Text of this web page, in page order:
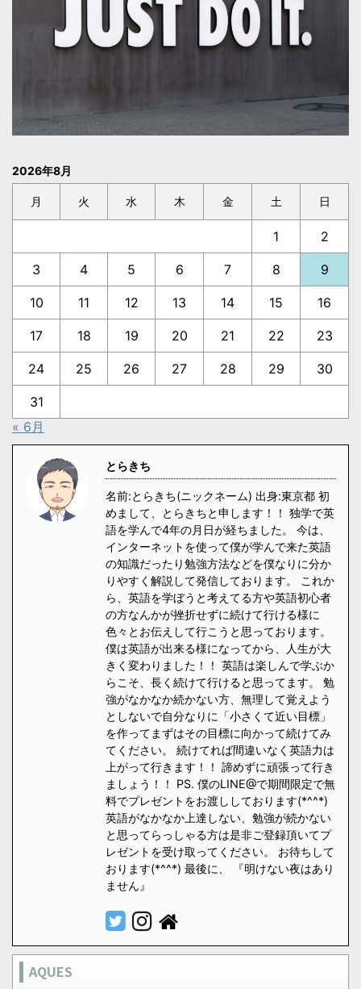
2026年8月
月 火 水 木 金 土 日
1 2
3 4 5 6 7 8 9
10 11 12 13 14 15 16
17 18 19 20 21 22 23
24 25 26 27 28 29 30
31
« 6月
とらきち
名前:とらきち(ニックネーム) 出身:東京都 初
めまして、とらきちと申します！！ 独学で英
語を学んで4年の月日が経ちました。 今は、
インターネットを使って僕が学んで来た英語
の知識だったり勉強方法などを僕なりに分か
りやすく解説して発信しております。 これか
ら、英語を学ぼうと考えてる方や英語初心者
の方なんかが挫折せずに続けて行ける様に
色々とお伝えして行こうと思っております。
僕は英語が出来る様になってから、人生が大
きく変わりました！！ 英語は楽しんで学ぶか
らこそ、長く続けて行けると思ってます。 勉
強がなかなか続かない方、無理して覚えよう
としないで自分なりに「小さくて近い目標」
を作ってまずはその目標に向かって続けてみ
てください。 続けてれば間違いなく英語力は
上がって行きます！！ 諦めずに頑張って行き
ましょう！！ PS. 僕のLINE@で期間限定で無
料でプレゼントをお渡ししております(*^^*)
英語がなかなか上達しない、勉強が続かない
と思ってらっしゃる方は是非ご登録頂いてプ
レゼントを受け取ってください。 お待ちして
おります(*^^*) 最後に、 『明けない夜はあり
ません』
AQUES